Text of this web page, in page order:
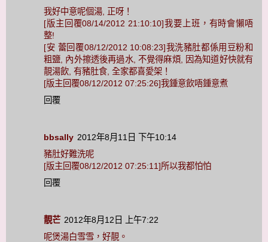
我好中意呢個湯, 正呀！
[版主回覆08/14/2012 21:10:10]我要上班，有時會懶唔
整!
[安 蕾回覆08/12/2012 10:08:23]我洗豬肚都係用豆粉和
粗鹽, 內外擦透後再過水, 不覺得麻煩, 因為知道好快就有
靚湯飲, 有豬肚食, 全家都喜愛架！
[版主回覆08/12/2012 07:25:26]我鍾意飲唔鍾意煮
回覆
bbsally 2012年8月11日 下午10:14
豬肚好難洗呢
[版主回覆08/12/2012 07:25:11]所以我都怕怕
回覆
靚芒 2012年8月12日 上午7:22
呢煲湯白雪雪，好靚。